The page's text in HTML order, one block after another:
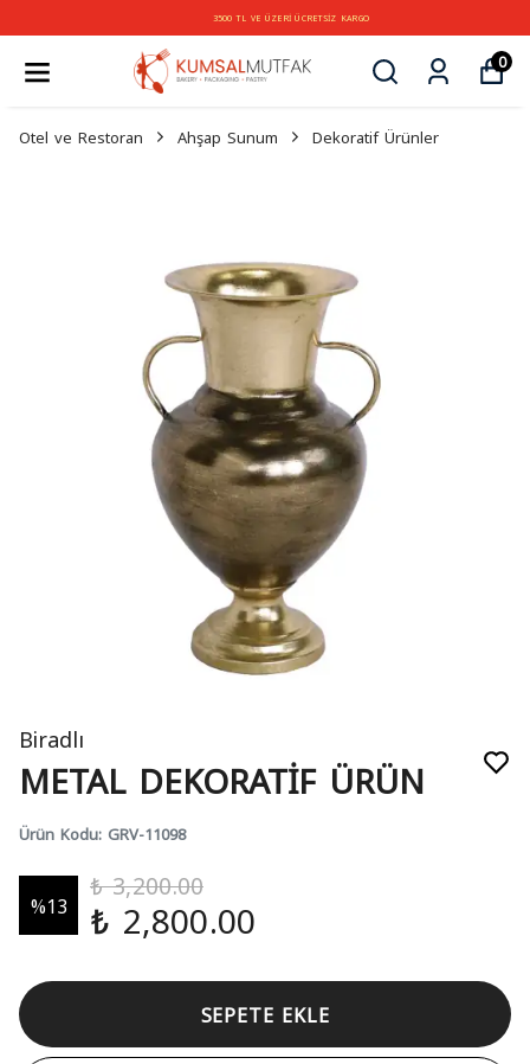
3500 TL VE ÜZERİ ÜCRETSİZ KARGO
0
Otel ve Restoran Ahşap Sunum Dekoratif Ürünler
Biradlı
METAL DEKORATİF ÜRÜN
Ürün Kodu: GRV-11098
%13
₺ 3,200.00
₺ 2,800.00
SEPETE EKLE